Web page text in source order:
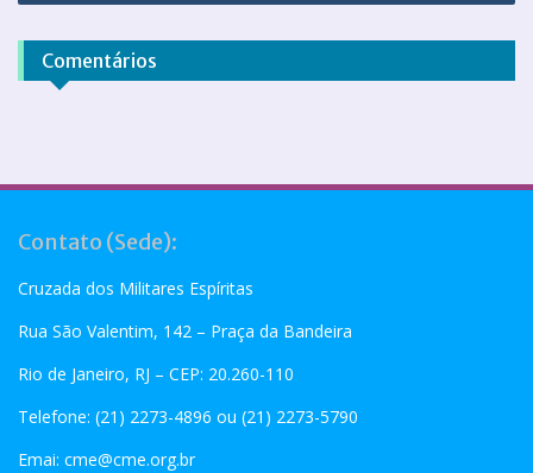
Comentários
Contato (Sede):
Cruzada dos Militares Espíritas
Rua São Valentim, 142 – Praça da Bandeira
Rio de Janeiro, RJ – CEP: 20.260-110
Telefone: (21) 2273-4896 ou (21) 2273-5790
Emai: cme@cme.org.br